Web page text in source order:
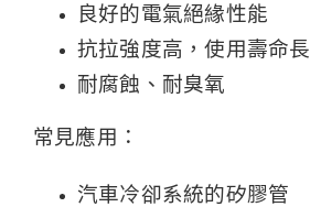
良好的電氣絕緣性能
抗拉強度高，使用壽命長
耐腐蝕、耐臭氧
常見應用：
汽車冷卻系統的矽膠管